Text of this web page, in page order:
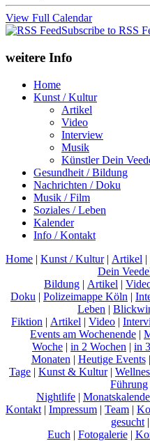
View Full Calendar
Subscribe to RSS
weitere Info
Home
Kunst / Kultur
Artikel
Video
Interview
Musik
Künstler Dein
Gesundheit / Bildung
Nachrichten / Doku
Musik / Film
Soziales / Leben
Kalender
Info / Kontakt
Home | Kunst / Kultur| Artikel |
Dein
Bildung | Artikel |
Doku | Polizeimappe Köln |
Leben |
Fiktion | Artikel | Video |
Events am Wochenende |
Woche | in 2 Wochen | in
Monaten | Heutige Events|
Tage | Kunst & Kultur|
Führung
Nightlife |
Kontakt | Impressum | Team |
gesucht |
Euch | Fotogalerie|